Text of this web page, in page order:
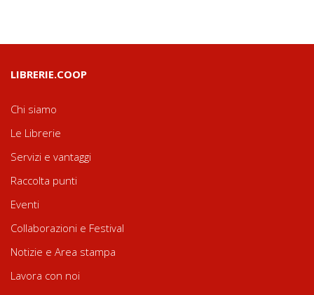
LIBRERIE.COOP
Chi siamo
Le Librerie
Servizi e vantaggi
Raccolta punti
Eventi
Collaborazioni e Festival
Notizie e Area stampa
Lavora con noi